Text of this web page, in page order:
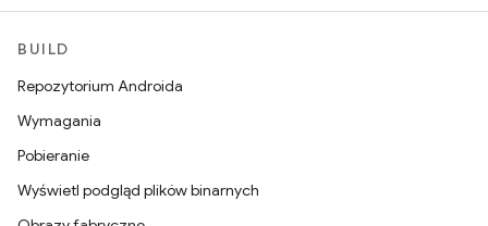
BUILD
Repozytorium Androida
Wymagania
Pobieranie
Wyświetl podgląd plików binarnych